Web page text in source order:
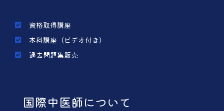
資格取得講座
本科講座（ビデオ付き）
過去問題集販売
国際中医師について